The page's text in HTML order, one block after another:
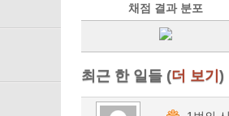
채점 결과 분포
최근 한 일들 (더 보기)